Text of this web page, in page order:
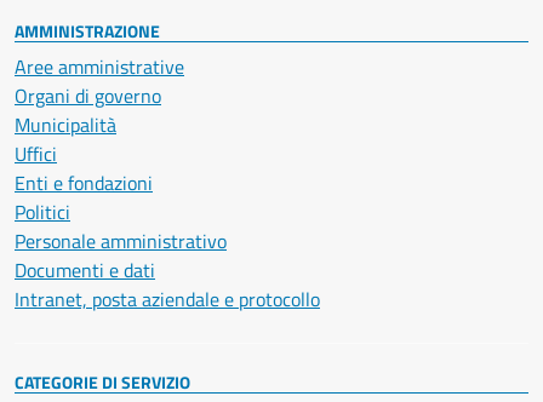
AMMINISTRAZIONE
Aree amministrative
Organi di governo
Municipalità
Uffici
Enti e fondazioni
Politici
Personale amministrativo
Documenti e dati
Intranet, posta aziendale e protocollo
CATEGORIE DI SERVIZIO